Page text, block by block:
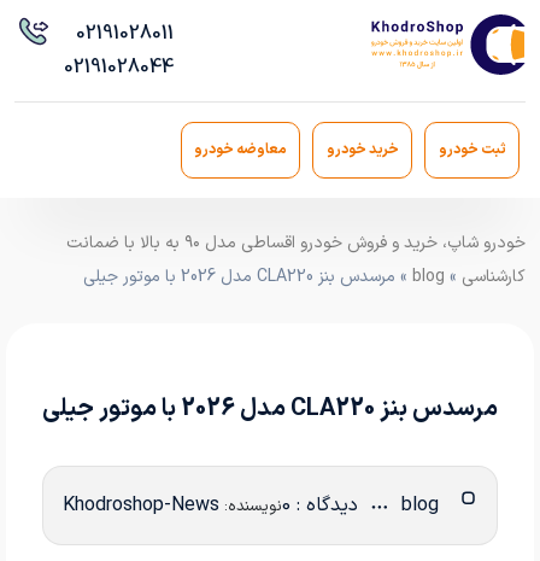
02191028011
02191028044
ثبت خودرو خرید خودرو معاوضه خودرو
خودرو شاپ، خرید و فروش خودرو اقساطی مدل ۹۰ به بالا با ضمانت
کارشناسی »
blog » مرسدس‌ بنز CLA220 مدل 2026 با موتور جیلی
مرسدس‌ بنز CLA220 مدل 2026 با موتور جیلی
دیدگاه : 0 نویسنده: Khodroshop-News